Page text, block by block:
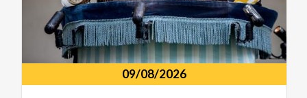
09/08/2026